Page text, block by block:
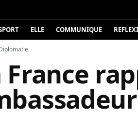
ELLE COMMUNIQUE
France